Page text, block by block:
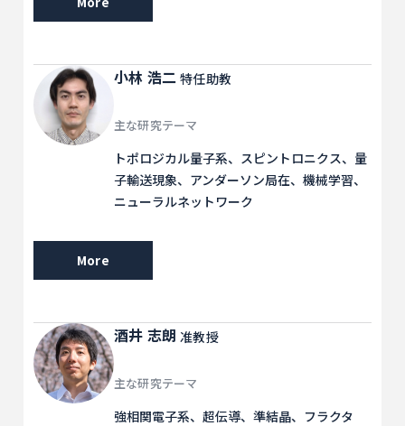
小林 浩二特任助教
主な研究テーマ
トポロジカル量子系、スピントロニクス、量
子輸送現象、アンダーソン局在、機械学習、
ニューラルネットワーク
More
酒井 志朗准教授
主な研究テーマ
強相関電子系、超伝導、準結晶、フラクタ